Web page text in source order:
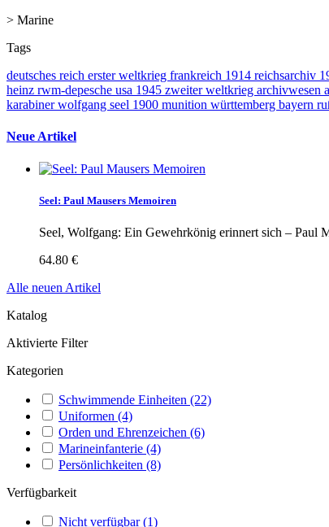
> Marine
Tags
deutsches reich erster weltkrieg frankreich 1914 reichsarchiv
heinz rwm-depesche usa 1945 zweiter weltkrieg archivwesen
karabinerwolfgang seel 1900 munition württemberg bayern
Neue Artikel
Seel: Paul Mausers Memoiren
Seel, Wolfgang: Ein Gewehrkönig erinnert sich – Paul
64.80 €
Alle neuen Artikel
Katalog
Aktivierte Filter
Kategorien
Schwimmende Einheiten (22)
Uniformen (4)
Orden und Ehrenzeichen (6)
Marineinfanterie (4)
Persönlichkeiten (8)
Verfügbarkeit
Nicht verfügbar(1)